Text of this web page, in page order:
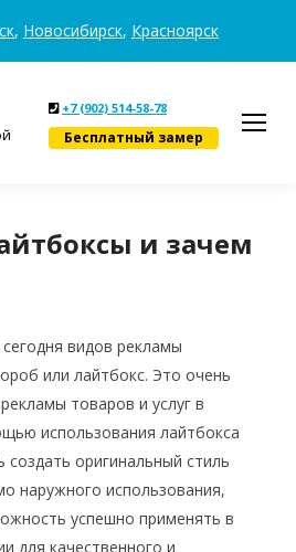
+7 (902) 514-58-78
Бесплатный замер
и зачем
видов рекламы
или лайтбокс. Это очень
товаров и услуг в
использования лайтбокса
оригинальный стиль
наружного использования,
успешно применять в
для качественного и
, Новосибирск, Красноярск